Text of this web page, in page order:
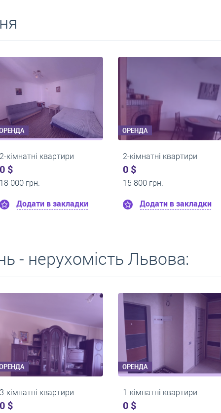
ОРЕНДА
2-кімнатні квартири
15 000 грн.
Додати в закладки
ОРЕНДА
2-кімнатні квартири
16 000 грн.
Додати в
- нерухомість Львова:
ОРЕНДА
2-кімнатні квартири
ОРЕНДА
1-кімнатні квартири